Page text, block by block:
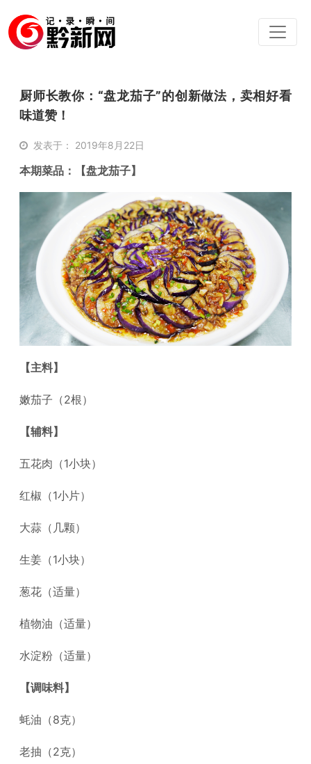
厨师长教你：“盘龙茄子”的创新做法，卖相好看
味道赞！
发表于： 2019年8月22日
本期菜品：【盘龙茄子】
【主料】
嫩茄子（2根）
【辅料】
五花肉（1小块）
红椒（1小片）
大蒜（几颗）
生姜（1小块）
葱花（适量）
植物油（适量）
水淀粉（适量）
【调味料】
蚝油（8克）
老抽（2克）